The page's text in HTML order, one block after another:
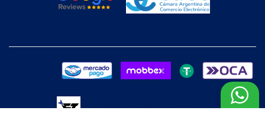
Desarrollado y Diseñado por FoxTienda